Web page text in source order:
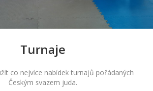
Turnaje
co nejvíce nabídek turnajů pořádaných
Českým svazem juda.